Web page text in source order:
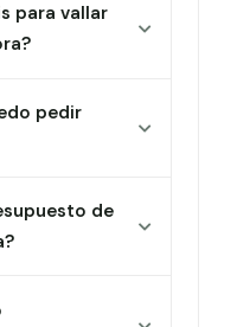
para vallar
pedir
de